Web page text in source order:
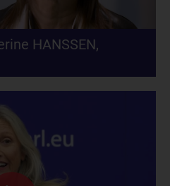
HANSSEN,